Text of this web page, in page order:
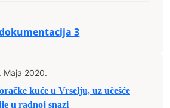
3
Maja 2020.
kuće u Vrselju, uz učešće
u radnoj snazi